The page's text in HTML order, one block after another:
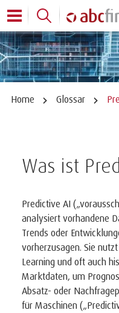
Home Glossar
Was ist
Predictive AI
analysiert vorhandene
Trends oder
vorherzusagen. Sie
Learning und oft auch
Marktdaten, um
Absatz- oder
für Maschinen